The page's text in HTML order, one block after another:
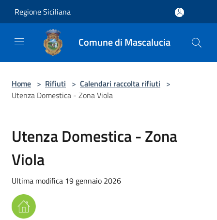
Regione Siciliana
Comune di Mascalucia
Home > Rifiuti > Calendari raccolta rifiuti >
Utenza Domestica - Zona Viola
Utenza Domestica - Zona
Viola
Ultima modifica 19 gennaio 2026